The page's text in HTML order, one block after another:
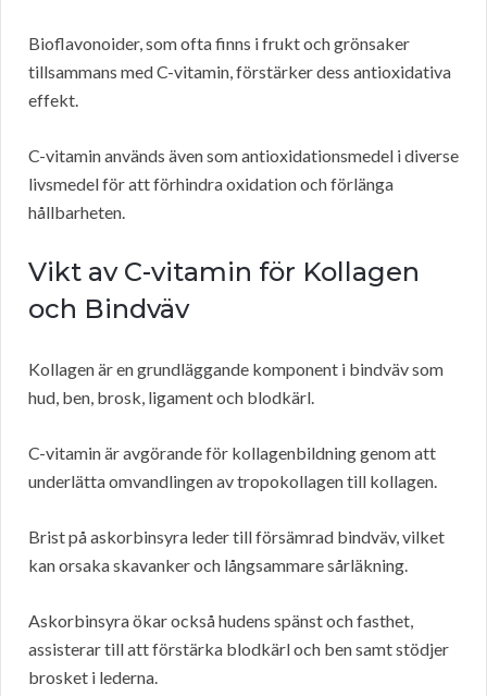
Bioflavonoider, som ofta finns i frukt och grönsaker
tillsammans med C-vitamin, förstärker dess antioxidativa
effekt.
C-vitamin används även som antioxidationsmedel i diverse
livsmedel för att förhindra oxidation och förlänga
hållbarheten.
Vikt av C-vitamin för Kollagen
och Bindväv
Kollagen är en grundläggande komponent i bindväv som
hud, ben, brosk, ligament och blodkärl.
C-vitamin är avgörande för kollagenbildning genom att
underlätta omvandlingen av tropokollagen till kollagen.
Brist på askorbinsyra leder till försämrad bindväv, vilket
kan orsaka skavanker och långsammare sårläkning.
Askorbinsyra ökar också hudens spänst och fasthet,
assisterar till att förstärka blodkärl och ben samt stödjer
brosket i lederna.